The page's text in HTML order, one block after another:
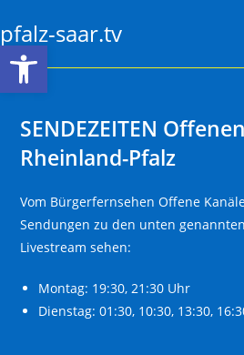
Werkzeugleiste
Inhalt
springen
pfalz-saar.tv
SENDEZEITEN
Rheinland-Pfalz
Vom Bürgerfernsehen Offene
Sendungen zu den unten
Livestream sehen:
Montag: 19:30, 21:30 Uhr
Dienstag: 01:30, 10:30, 13:30,